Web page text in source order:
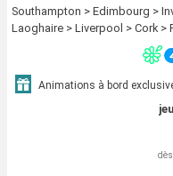
Southampton > Edimbourg >
Laoghaire > Liverpool > Cork >
Animations à bord
dès